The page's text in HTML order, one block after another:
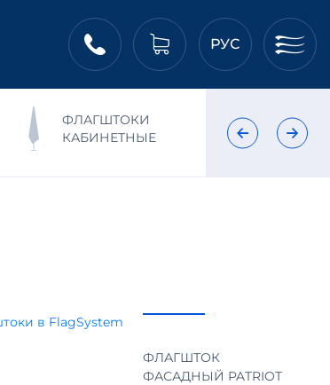
РУС
ФЛАГШТОКИ
КАБИНЕТНЫЕ
ФЛАГШТОК
ФАСАДНЫЙ PATRIOТ